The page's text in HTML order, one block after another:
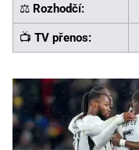
⚖️ Rozhodčí:
📺 TV přenos: